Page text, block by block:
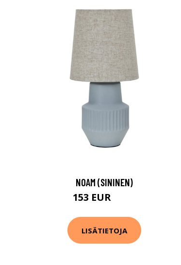
NOAM (SININEN)
153 EUR
LISÄTIETOJA